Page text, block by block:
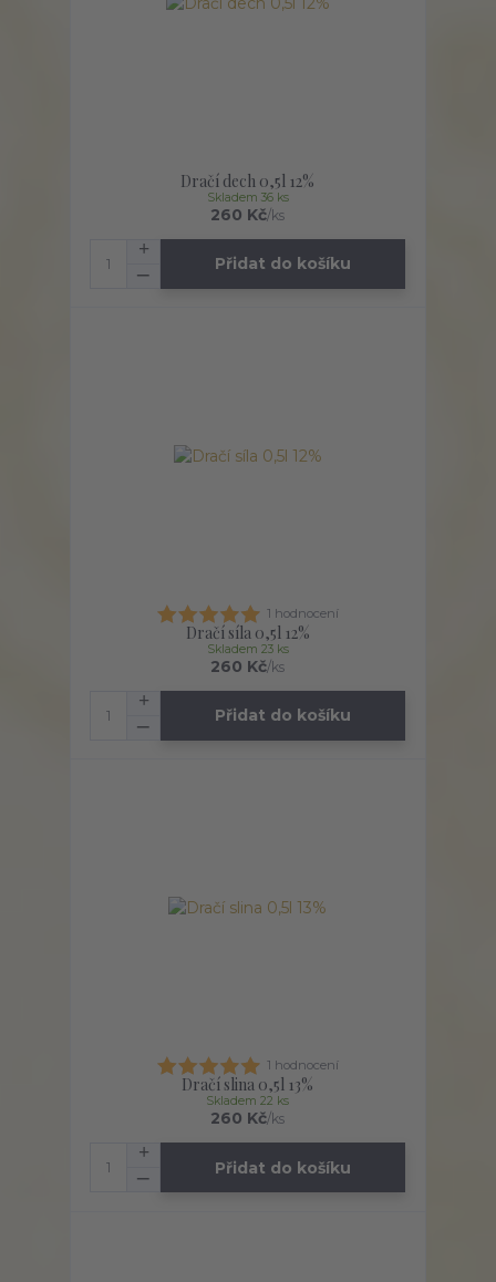
Dračí dech 0,5l 12%
260 Kč/ks
Skladem 36 ks
Přidat do košíku
1 hodnocení
Dračí síla 0,5l 12%
260 Kč/ks
Skladem 23 ks
Přidat do košíku
1 hodnocení
Dračí slina 0,5l 13%
260 Kč/ks
Skladem 22 ks
Přidat do košíku